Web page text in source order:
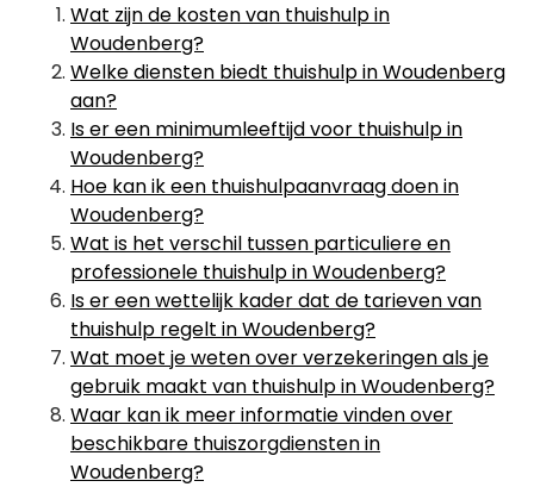
Wat zijn de kosten van thuishulp in
Woudenberg?
Welke diensten biedt thuishulp in Woudenberg
aan?
Is er een minimumleeftijd voor thuishulp in
Woudenberg?
Hoe kan ik een thuishulpaanvraag doen in
Woudenberg?
Wat is het verschil tussen particuliere en
professionele thuishulp in Woudenberg?
Is er een wettelijk kader dat de tarieven van
thuishulp regelt in Woudenberg?
Wat moet je weten over verzekeringen als je
gebruik maakt van thuishulp in Woudenberg?
Waar kan ik meer informatie vinden over
beschikbare thuiszorgdiensten in
Woudenberg?